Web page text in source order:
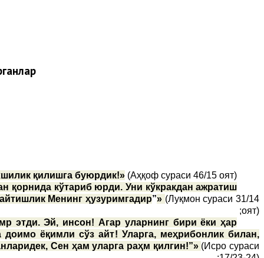
қилишга буюрдик!» (Аҳқоф сураси 46/15 оят);
қорнида кўтариб юрди. Уни кўкракдан ажратиш
Менинг ҳузуримгадир”» (Луқмон сураси 31/14
оят);
этди. Эй, инсон! Агар уларнинг бири ёки ҳар
ёқимли сўз айт! Уларга, меҳрибонлик билан,
Сен ҳам уларга раҳм қилгин!”» (Исро сураси